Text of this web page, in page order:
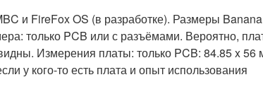
и FireFox OS (в разработке). Размеры
только PCB или с разъёмами. Вероятно,
Измерения платы: только PCB: 84.85 x 56
у кого-то есть плата и опыт использования